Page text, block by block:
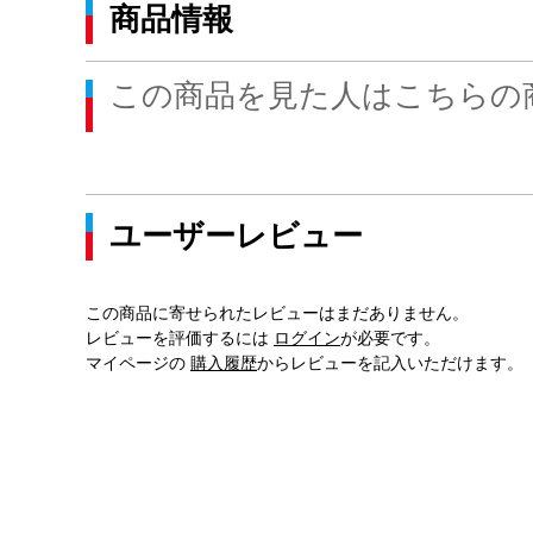
商品情報
この商品を見た人はこちら
ユーザーレビュー
この商品に寄せられたレビューはまだありません。
レビューを評価するには ログインが必要です。
マイページの 購入履歴からレビューを記入いただけます。